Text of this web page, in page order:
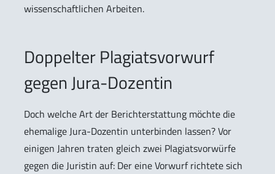
wissenschaftlichen Arbeiten.
Doppelter Plagiatsvorwurf
gegen Jura-Dozentin
Doch welche Art der Berichterstattung möchte die
ehemalige Jura-Dozentin unterbinden lassen? Vor
einigen Jahren traten gleich zwei Plagiatsvorwürfe
gegen die Juristin auf: Der eine Vorwurf richtete sich